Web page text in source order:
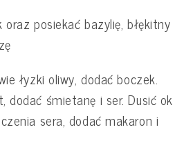
posiekać bazylię, błękitny
łyzki oliwy, dodać boczek.
śmietanę i ser. Dusić ok
sera, dodać makaron i